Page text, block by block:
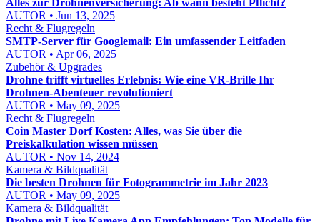
Alles zur Drohnenversicherung: Ab wann besteht Pflicht?
AUTOR • Jun 13, 2025
Recht & Flugregeln
SMTP-Server für Googlemail: Ein umfassender Leitfaden
AUTOR • Apr 06, 2025
Zubehör & Upgrades
Drohne trifft virtuelles Erlebnis: Wie eine VR-Brille Ihr
Drohnen-Abenteuer revolutioniert
AUTOR • May 09, 2025
Recht & Flugregeln
Coin Master Dorf Kosten: Alles, was Sie über die
Preiskalkulation wissen müssen
AUTOR • Nov 14, 2024
Kamera & Bildqualität
Die besten Drohnen für Fotogrammetrie im Jahr 2023
AUTOR • May 09, 2025
Kamera & Bildqualität